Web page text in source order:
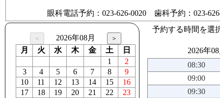
眼科電話予約：023-626-0020 歯科予約：023-626-
2026年08月
月
火 水 木 金 土
日
1
2
3
4 5 6 7 8
9
10
11 12 13 14 15
16
17
18 19 20 21 22
23
予約する時間を選
2026年
08:30
09:00
09:30